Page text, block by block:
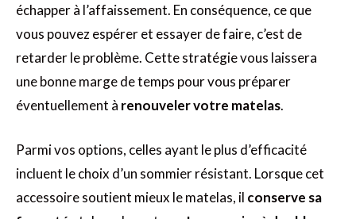
échapper à l’affaissement. En conséquence, ce que
vous pouvez espérer et essayer de faire, c’est de
retarder le problème. Cette stratégie vous laissera
une bonne marge de temps pour vous préparer
éventuellement à renouveler votre matelas.
Parmi vos options, celles ayant le plus d’efficacité
incluent le choix d’un sommier résistant. Lorsque cet
accessoire soutient mieux le matelas, il conserve sa